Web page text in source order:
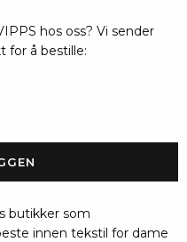
hos oss? Vi sender
for å bestille:
butikker som
innen tekstil for dame